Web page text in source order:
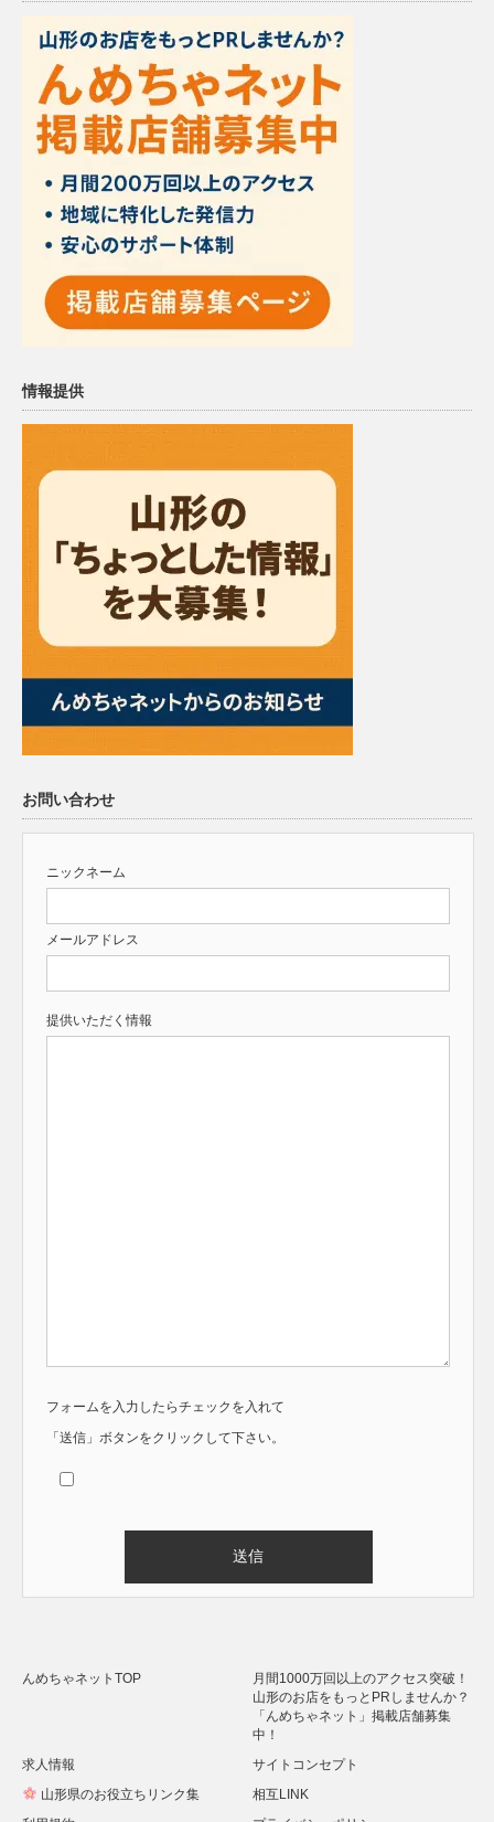
情報提供
お問い合わせ
ニックネーム
メールアドレス
提供いただく情報
フォームを入力したらチェックを入れて
「送信」ボタンをクリックして下さい。
んめちゃネットTOP
月間1000万回以上のアクセス突破！
山形のお店をもっとPRしませんか？
「んめちゃネット」掲載店舗募集
中！
求人情報
サイトコンセプト
山形県のお役立ちリンク集
相互LINK